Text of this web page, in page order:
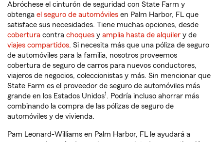
Abróchese el cinturón de seguridad con State Farm y
obtenga el seguro de automóviles en Palm Harbor, FL que
satisface sus necesidades. Tiene muchas opciones, desde
cobertura contra choques y amplia hasta de alquiler y de
viajes compartidos. Si necesita más que una póliza de seguro
de automóviles para la familia, nosotros proveemos
cobertura de seguro de carros para nuevos conductores,
viajeros de negocios, coleccionistas y más. Sin mencionar que
State Farm es el proveedor de seguro de automóviles más
grande en los Estados Unidos1. Podría incluso ahorrar más
combinando la compra de las pólizas de seguro de
automóviles y de vivienda.
Pam Leonard-Williams en Palm Harbor, FL le ayudará a